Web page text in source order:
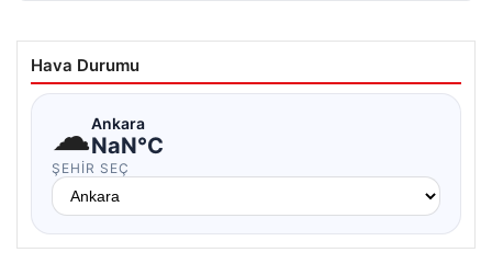
Hava Durumu
☁Ankara
NaN°C
ŞEHIR SEÇ